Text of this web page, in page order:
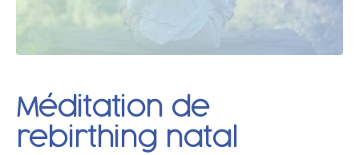
Méditation de
rebirthing natal